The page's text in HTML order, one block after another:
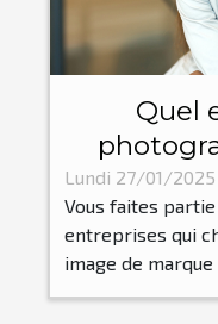
Quel
Lundi 27/01/2025
Vous faites
entreprises qui
image de marque